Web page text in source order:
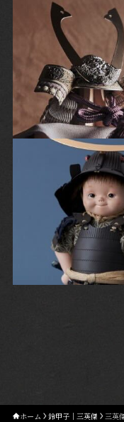
ホーム 鈴甲子｜三英傑 三英